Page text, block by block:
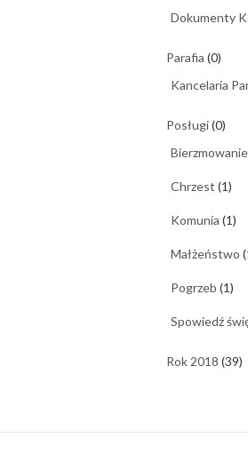
Dokumenty
Parafia (0)
Kancelaria
Posługi(0)
Bierzmowanie
Chrzest (1)
Komunia (1)
Małżeństwo
Pogrzeb (1)
Spowiedź
Rok 2018 (39)